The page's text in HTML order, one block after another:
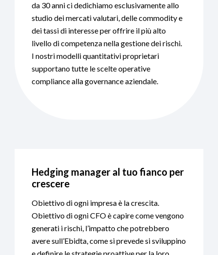
da 30 anni ci dedichiamo esclusivamente allo
studio dei mercati valutari, delle commodity e
dei tassi di interesse per offrire il più alto
livello di competenza nella gestione dei rischi.
I nostri modelli quantitativi proprietari
supportano tutte le scelte operative
compliance alla governance aziendale.
Hedging manager al tuo fianco per
crescere
Obiettivo di ogni impresa è la crescita.
Obiettivo di ogni CFO è capire come vengono
generati i rischi, l’impatto che potrebbero
avere sull’Ebidta, come si prevede si sviluppino